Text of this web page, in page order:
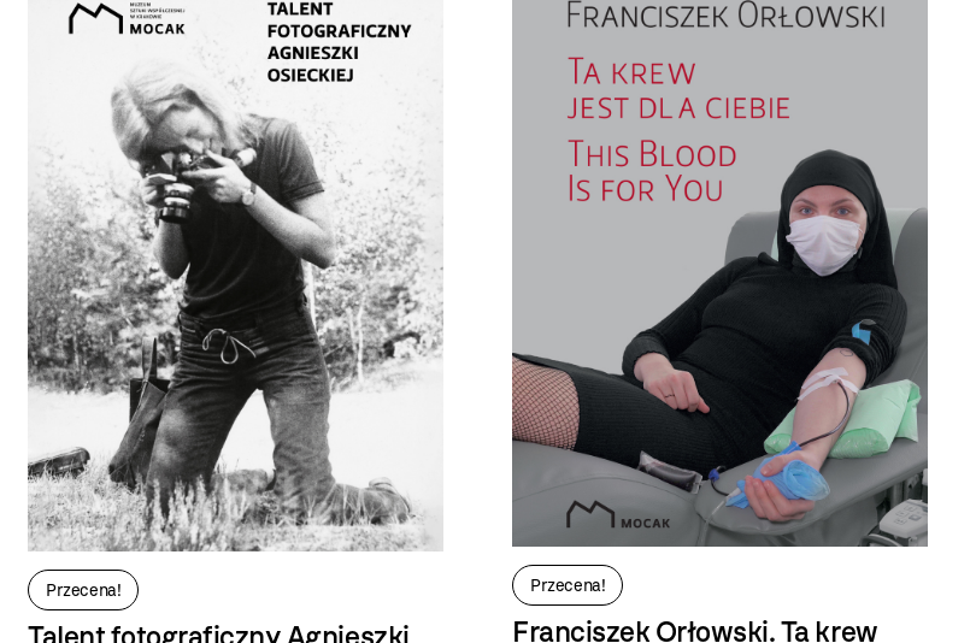
Przecena! Przecena!
Franciszek Orłowski. Ta krew